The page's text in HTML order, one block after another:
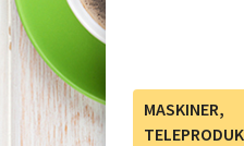
MASKINER,